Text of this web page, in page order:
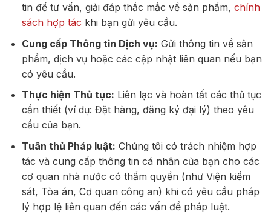
tin để tư vấn, giải đáp thắc mắc về sản phẩm, chính
sách hợp tác khi bạn gửi yêu cầu.
Cung cấp Thông tin Dịch vụ: Gửi thông tin về sản
phẩm, dịch vụ hoặc các cập nhật liên quan nếu bạn
có yêu cầu.
Thực hiện Thủ tục: Liên lạc và hoàn tất các thủ tục
cần thiết (ví dụ: Đặt hàng, đăng ký đại lý) theo yêu
cầu của bạn.
Tuân thủ Pháp luật: Chúng tôi có trách nhiệm hợp
tác và cung cấp thông tin cá nhân của bạn cho các
cơ quan nhà nước có thẩm quyền (như Viện kiểm
sát, Tòa án, Cơ quan công an) khi có yêu cầu pháp
lý hợp lệ liên quan đến các vấn đề pháp luật.